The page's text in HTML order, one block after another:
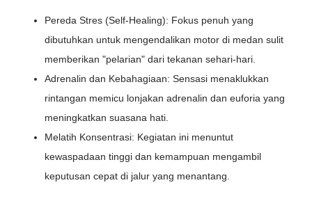
Pereda Stres (Self-Healing): Fokus penuh yang
dibutuhkan untuk mengendalikan motor di medan sulit
memberikan "pelarian" dari tekanan sehari-hari.
Adrenalin dan Kebahagiaan: Sensasi menaklukkan
rintangan memicu lonjakan adrenalin dan euforia yang
meningkatkan suasana hati.
Melatih Konsentrasi: Kegiatan ini menuntut
kewaspadaan tinggi dan kemampuan mengambil
keputusan cepat di jalur yang menantang.